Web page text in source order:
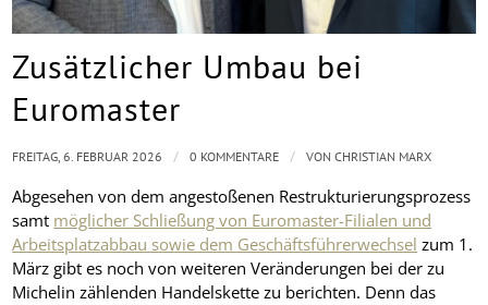
Zusätzlicher Umbau bei
Euromaster
Abgesehen von dem angestoßenen Restrukturierungsprozess
samt möglicher Schließung von Euromaster-Filialen und
Arbeitsplatzabbau sowie dem Geschäftsführerwechsel zum 1.
März gibt es noch von weiteren Veränderungen bei der zu
Michelin zählenden Handelskette zu berichten. Denn das
FREITAG, 6. FEBRUAR 2026 / 0 KOMMENTARE / VONCHRISTIAN MARX